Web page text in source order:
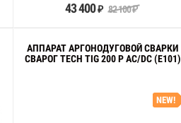
43 400 ₽ 82 100₽
АППАРАТ АРГОНОДУГОВОЙ СВАРКИ
СВАРОГ TECH TIG 200 P AC/DC (E101)
NEW!